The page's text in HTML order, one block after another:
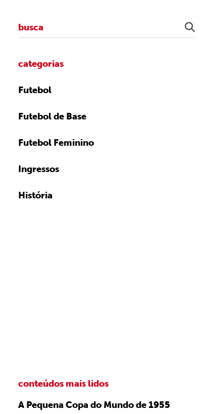
categorias
Futebol
Futebol de Base
Futebol Feminino
Ingressos
História
conteúdos mais lidos
A Pequena Copa do Mundo de 1955